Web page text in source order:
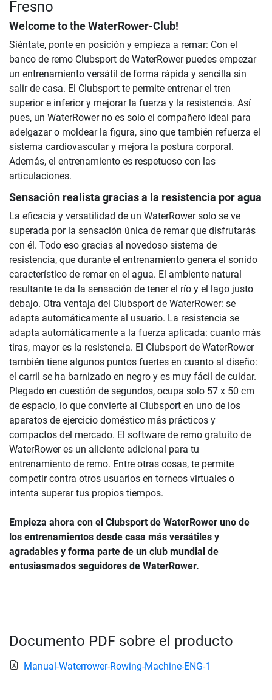
Fresno
Welcome to the WaterRower-Club!
Siéntate, ponte en posición y empieza a remar: Con el
banco de remo Clubsport de WaterRower puedes empezar
un entrenamiento versátil de forma rápida y sencilla sin
salir de casa. El Clubsport te permite entrenar el tren
superior e inferior y mejorar la fuerza y la resistencia. Así
pues, un WaterRower no es solo el compañero ideal para
adelgazar o moldear la figura, sino que también refuerza el
sistema cardiovascular y mejora la postura corporal.
Además, el entrenamiento es respetuoso con las
articulaciones.
Sensación realista gracias a la resistencia por agua
La eficacia y versatilidad de un WaterRower solo se ve
superada por la sensación única de remar que disfrutarás
con él. Todo eso gracias al novedoso sistema de
resistencia, que durante el entrenamiento genera el sonido
característico de remar en el agua. El ambiente natural
resultante te da la sensación de tener el río y el lago justo
debajo. Otra ventaja del Clubsport de WaterRower: se
adapta automáticamente al usuario. La resistencia se
adapta automáticamente a la fuerza aplicada: cuanto más
tiras, mayor es la resistencia. El Clubsport de WaterRower
también tiene algunos puntos fuertes en cuanto al diseño:
el carril se ha barnizado en negro y es muy fácil de cuidar.
Plegado en cuestión de segundos, ocupa solo 57 x 50 cm
de espacio, lo que convierte al Clubsport en uno de los
aparatos de ejercicio doméstico más prácticos y
compactos del mercado. El software de remo gratuito de
WaterRower es un aliciente adicional para tu
entrenamiento de remo. Entre otras cosas, te permite
competir contra otros usuarios en torneos virtuales o
intenta superar tus propios tiempos.
Empieza ahora con el Clubsport de WaterRower uno de
los entrenamientos desde casa más versátiles y
agradables y forma parte de un club mundial de
entusiasmados seguidores de WaterRower.
Documento PDF sobre el producto
Manual-Waterrower-Rowing-Machine-ENG-1